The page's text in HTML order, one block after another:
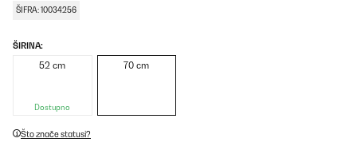
ŠIFRA: 10034256
ŠIRINA:
52 cm
Dostupno
70 cm
Što znače statusi?